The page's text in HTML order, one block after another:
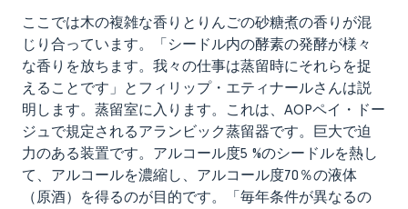
ここでは木の複雑な香りとりんごの砂糖煮の香りが混
じり合っています。「シードル内の酵素の発酵が様々
な香りを放ちます。我々の仕事は蒸留時にそれらを捉
えることです」とフィリップ・エティナールさんは説
明します。蒸留室に入ります。これは、AOPペイ・ドー
ジュで規定されるアランビック蒸留器です。巨大で迫
力のある装置です。アルコール度5 %のシードルを熱し
て、アルコールを濃縮し、アルコール度70％の液体
（原酒）を得るのが目的です。「毎年条件が異なるの